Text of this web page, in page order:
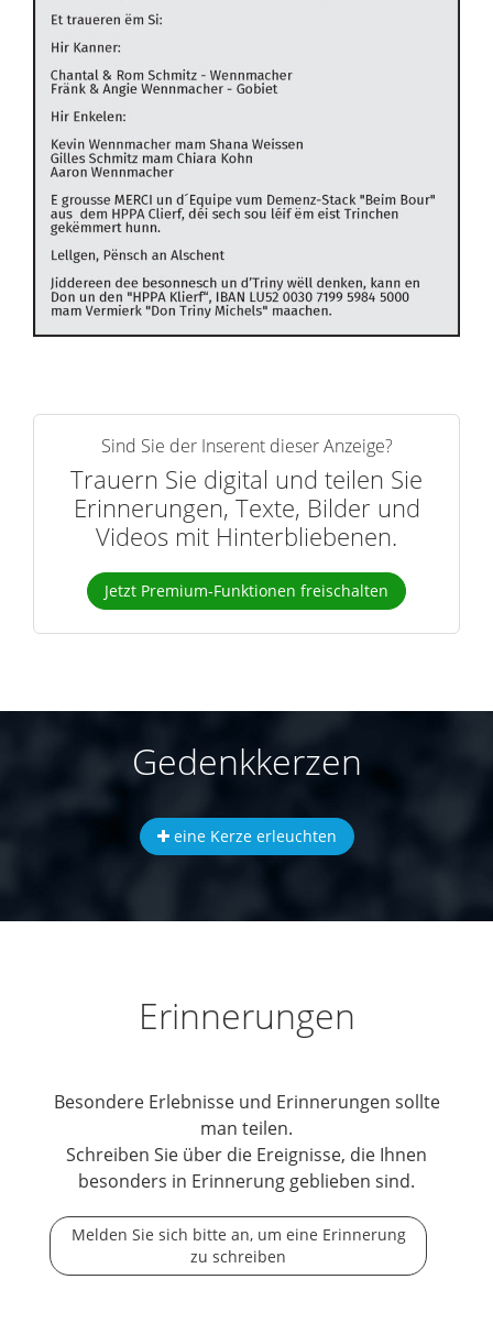
Sind Sie der Inserent dieser Anzeige?
Trauern Sie digital und teilen Sie
Erinnerungen, Texte, Bilder und
Videos mit Hinterbliebenen.
Jetzt Premium-Funktionen freischalten
Gedenkkerzen
eine Kerze erleuchten
Erinnerungen
Besondere Erlebnisse und Erinnerungen sollte
man teilen.
Schreiben Sie über die Ereignisse, die Ihnen
besonders in Erinnerung geblieben sind.
Melden Sie sich bitte an, um eine Erinnerung
zu schreiben